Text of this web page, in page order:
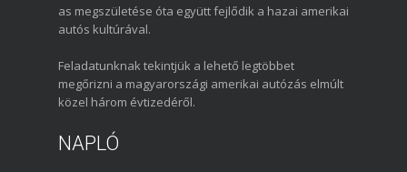
as megszületése óta együtt fejlődik a hazai amerikai
autós kultúrával.
Feladatunknak tekintjük a lehető legtöbbet
megőrizni a magyarországi amerikai autózás elmúlt
közel három évtizedéről.
NAPLÓ